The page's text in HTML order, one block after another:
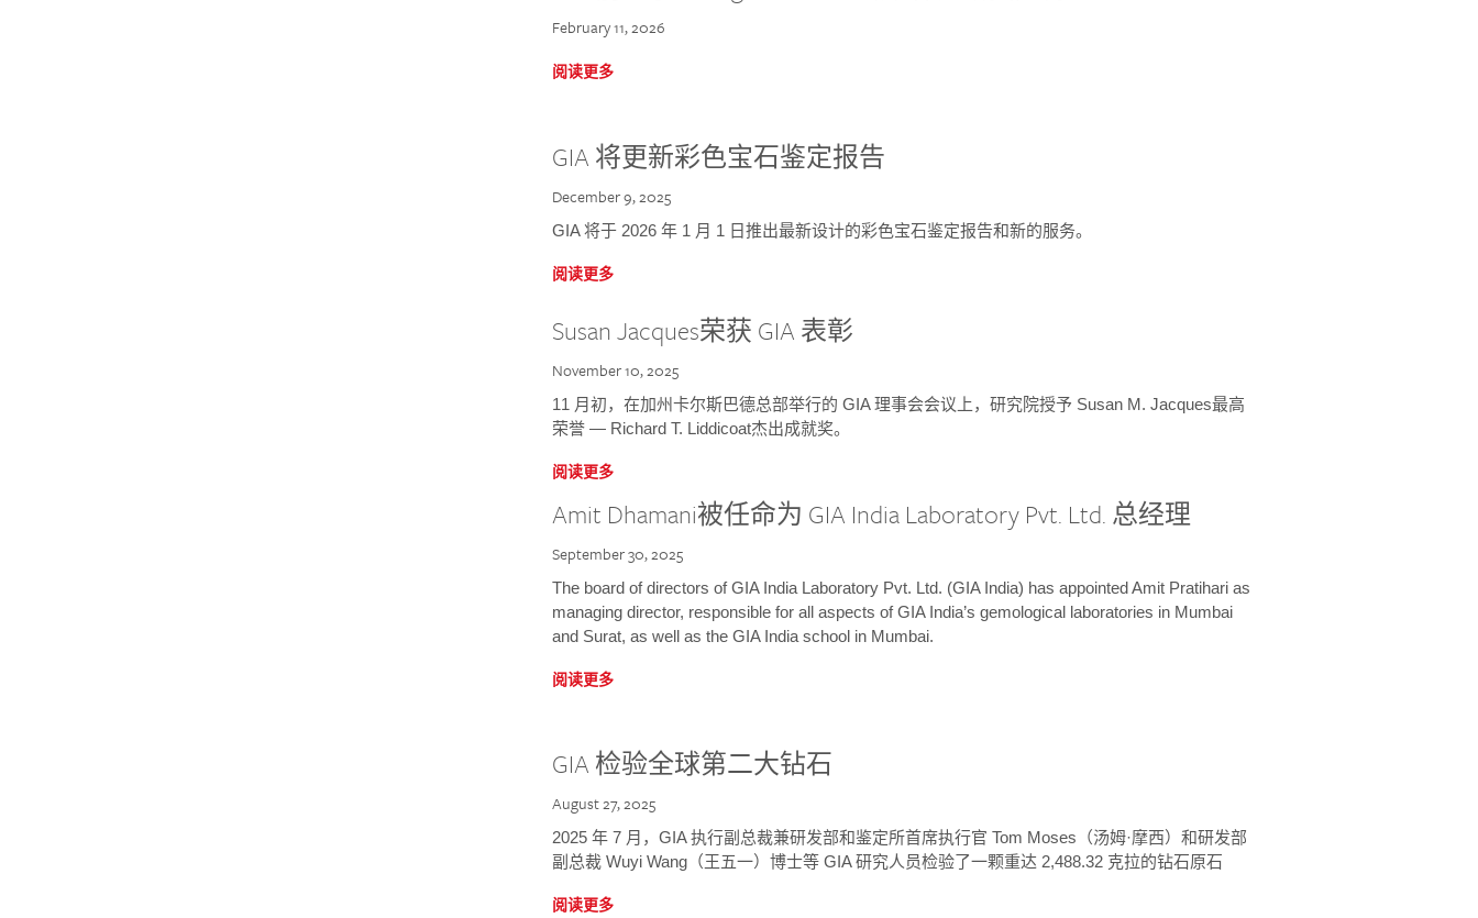
February 11, 2026
阅读更多
GIA 将更新彩色宝石鉴定报告
December 9, 2025
GIA 将于 2026 年 1 月 1 日推出最新设计的彩色宝石鉴定报告和新的服务。
阅读更多
Susan Jacques荣获 GIA 表彰
November 10, 2025
11 月初，在加州卡尔斯巴德总部举行的 GIA 理事会会议上，研究院授予 Susan M. Jacques最高
荣誉 — Richard T. Liddicoat杰出成就奖。
阅读更多
Amit Dhamani被任命为 GIA India Laboratory Pvt. Ltd. 总经理
September 30, 2025
The board of directors of GIA India Laboratory Pvt. Ltd. (GIA India) has appointed Amit Pratihari as
managing director, responsible for all aspects of GIA India’s gemological laboratories in Mumbai
and Surat, as well as the GIA India school in Mumbai.
阅读更多
GIA 检验全球第二大钻石
August 27, 2025
2025 年 7 月，GIA 执行副总裁兼研发部和鉴定所首席执行官 Tom Moses（汤姆·摩西）和研发部
副总裁 Wuyi Wang（王五一）博士等 GIA 研究人员检验了一颗重达 2,488.32 克拉的钻石原石
阅读更多